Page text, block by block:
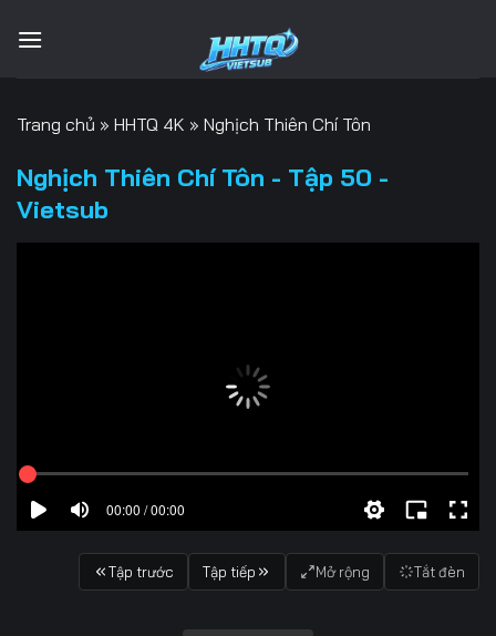
qua
Trang chủ » HHTQ 4K » Nghịch Thiên Chí Tôn
Nghịch Thiên Chí Tôn - Tập 50 -
Vietsub
00:00 / 00:00
Tập trước Tập tiếp Mở rộng Tắt đèn